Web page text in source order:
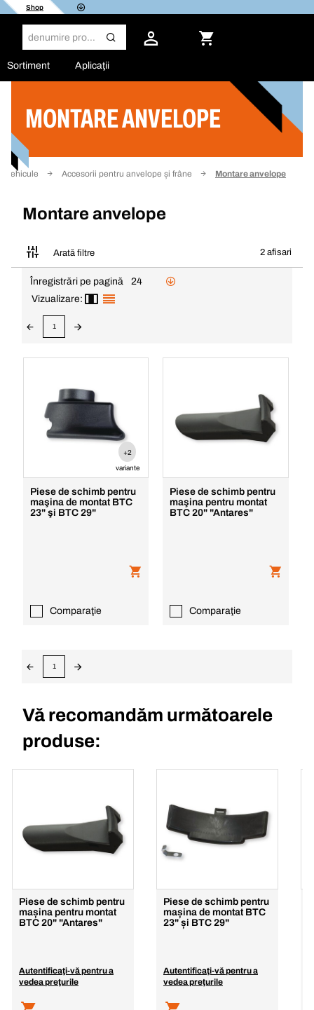
Shop
Sortiment Aplicaţii
MONTARE ANVELOPE
vehicule Accesorii pentru anvelope și frâne Montare anvelope
Montare anvelope
Arată filtre 2 afisari
Filtru
Înregistrări pe pagină
24
Vizualizare:
1
+2
variante
Piese de schimb pentru
maşina de montat BTC
23" şi BTC 29"
Comparaţie
Piese de schimb pentru
maşina pentru montat
BTC 20" "Antares"
Comparaţie
1
Vă recomandăm următoarele
produse:
Piese de schimb pentru
mașina pentru montat
BTC 20" "Antares"
Autentificaţi-vă pentru a
vedea preţurile
Piese de schimb pentru
mașina de montat BTC
23" și BTC 29"
Autentificaţi-vă pentru a
vedea preţurile